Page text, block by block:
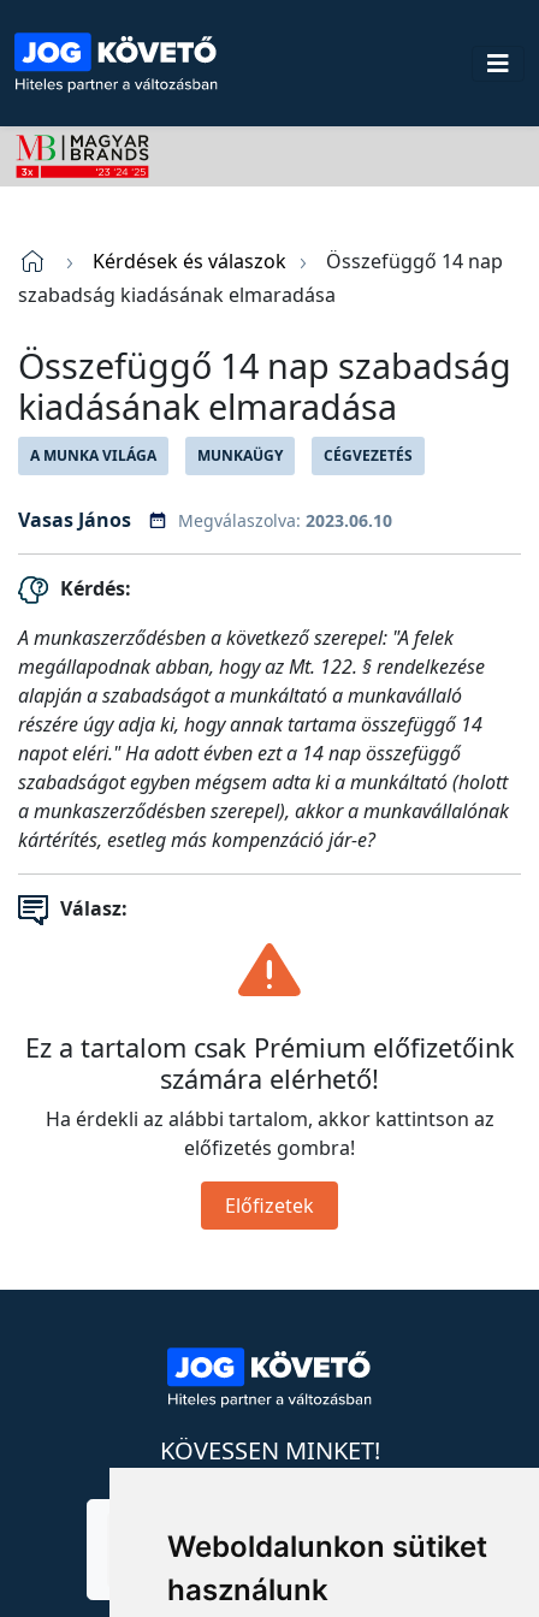
Weboldalunkon sütiket
használunk
Kérdések és válaszok
Összefüggő 14 nap
szabadság kiadásának elmaradása
Összefüggő 14 nap szabadság
kiadásának elmaradása
A MUNKA VILÁGA MUNKAÜGY CÉGVEZETÉS
Vasas János Megválaszolva: 2023.06.10
Kérdés:
A munkaszerződésben a következő szerepel: "A felek
megállapodnak abban, hogy az Mt. 122. § rendelkezése
alapján a szabadságot a munkáltató a munkavállaló
részére úgy adja ki, hogy annak tartama összefüggő 14
napot eléri." Ha adott évben ezt a 14 nap összefüggő
szabadságot egyben mégsem adta ki a munkáltató (holott
a munkaszerződésben szerepel), akkor a munkavállalónak
kártérítés, esetleg más kompenzáció jár-e?
Válasz:
Ez a tartalom csak Prémium előfizetőink
számára elérhető!
Ha érdekli az alábbi tartalom, akkor kattintson az
előfizetés gombra!
Előfizetek
KÖVESSEN MINKET!